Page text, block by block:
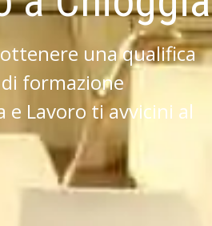
una qualifica
formazione
e Lavoro ti avvicini al